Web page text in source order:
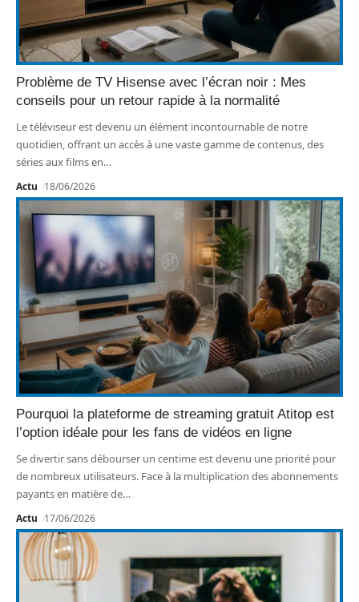
Problème de TV Hisense avec l’écran noir : Mes
conseils pour un retour rapide à la normalité
Le téléviseur est devenu un élément incontournable de notre
quotidien, offrant un accès à une vaste gamme de contenus, des
séries aux films en…
Actu 18/06/2026
Pourquoi la plateforme de streaming gratuit Atitop est
l’option idéale pour les fans de vidéos en ligne
Se divertir sans débourser un centime est devenu une priorité pour
de nombreux utilisateurs. Face à la multiplication des abonnements
payants en matière de…
Actu 17/06/2026